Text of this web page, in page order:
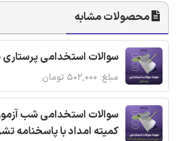
محصولات مشابه
سوالات استخدامی پرستاری
مبلغ: ۵۰۲,۰۰۰ تومان
سوالات استخدامی شب
کمیته امداد با پاسخنامه